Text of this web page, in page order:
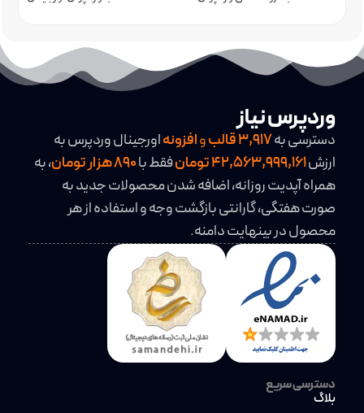
وردپرس نیاز
دسترسی به3,917قالبوافزونهاورجینال وردپرس به
ارزش42,563,999,161 تومان فقط با
، به
همراه آپدیت روزانه، اضافه شدن محصولات جدید به
صورت هفتگی، گارانتی بازگشت وجه و استفاده از هر
محصول در بینهایت دامنه.
دسترسی سریع
بلاگ